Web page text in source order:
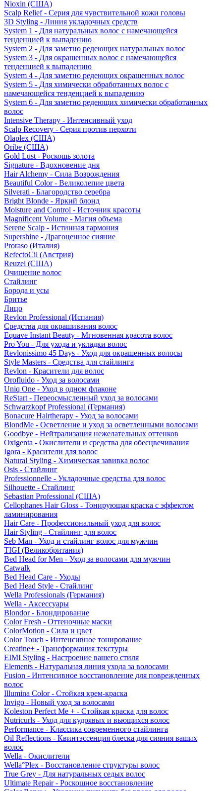
Nioxin (США)
Scalp Relief - Серия для чувствительной кожи головы
3D Styling - Линия укладочных средств
System 1 - Для натуральных волос с намечающейся
тенденцией к выпадению
System 2 - Для заметно редеющих натуральных волос
System 3 - Для окрашенных волос с намечающейся
тенденцией к выпадению
System 4 - Для заметно редеющих окрашенных волос
System 5 - Для химически обработанных волос с
намечающейся тенденцией к выпадению
System 6 - Для заметно редеющих химически обработанных
волос
Intensive Therapy - Интенсивный уход
Scalp Recovery - Серия против перхоти
Olaplex (США)
Oribe (США)
Gold Lust - Роскошь золота
Signature - Вдохновение дня
Hair Alchemy - Сила Возрождения
Beautiful Color - Великолепие цвета
Silverati - Благородство серебра
Bright Blonde - Яркий блонд
Moisture and Control - Источник красоты
Magnificent Volume - Магия объема
Serene Scalp - Истинная гармония
Supershine - Драгоценное сияние
Proraso (Италия)
RefectoCil (Австрия)
Reuzel (США)
Очищение волос
Стайлинг
Борода и усы
Бритье
Лицо
Revlon Professional (Испания)
Средства для окрашивания волос
Equave Instant Beauty - Мгновенная красота волос
Pro You - Для ухода и укладки волос
Revlonissimo 45 Days - Уход для окрашенных волосы
Style Masters - Средства для стайлинга
Revlon - Красители для волос
Orofluido - Уход за волосами
Uniq One - Уход в одном флаконе
ReStart - Переосмысленный уход за волосами
Schwarzkopf Professional (Германия)
Bonacure Hairtherapy - Уход за волосами
BlondMe - Осветление и уход за осветленными волосами
Goodbye - Нейтрализация нежелательных оттенков
Oxigenta - Окислители и средства для обесцвечивания
Igora - Красители для волос
Natural Styling - Химическая завивка волос
Osis - Стайлинг
Professionnelle - Укладочные средства для волос
Silhouette - Стайлинг
Sebastian Professional (США)
Cellophanes Hair Gloss - Тонирующая краска с эффектом
ламинирования
Hair Care - Профессиональный уход для волос
Hair Styling - Стайлинг для волос
Seb Man - Уход и стайлинг волос для мужчин
TIGI (Великобритания)
Bed Head for Men - Уход за волосами для мужчин
Catwalk
Bed Head Care - Уходы
Bed Head Style - Стайлинг
Wella Professionals (Германия)
Wella - Аксессуары
Blondor - Блондирование
Color Fresh - Оттеночные маски
ColorMotion - Сила и цвет
Color Touch - Интенсивное тонирование
Creatine+ - Трансформация текстуры
EIMI Styling - Настроение вашего стиля
Elements - Натуральная линия ухода за волосами
Fusion - Интенсивное восстановление для поврежденных
волос
Illumina Color - Стойкая крем-краска
Invigo - Новый уход за волосами
Koleston Perfect Me + - Стойкая краска для волос
Nutricurls - Уход для кудрявых и вьющихся волос
Performance - Классика современного стайлинга
Oil Reflections - Квинтэссенция блеска для сияния ваших
волос
Wella - Окислители
Wella°Plex - Восстановление структуры волос
True Grey - Для натуральных седых волос
Ultimate Repair - Роскошное восстановление